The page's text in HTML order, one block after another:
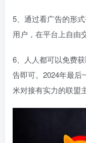
5、通过看广告的形
用户，在平台上自由
6、人人都可以免费
告即可。2024年最后
米对接有实力的联盟